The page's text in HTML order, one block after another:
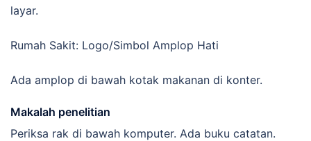
layar.
Rumah Sakit: Logo/Simbol Amplop Hati
Ada amplop di bawah kotak makanan di konter.
Makalah penelitian
Periksa rak di bawah komputer. Ada buku catatan.